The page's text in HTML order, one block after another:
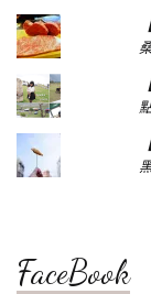
FaceBook